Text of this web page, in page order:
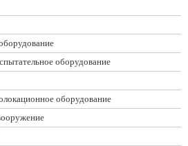
оборудование
оборудование